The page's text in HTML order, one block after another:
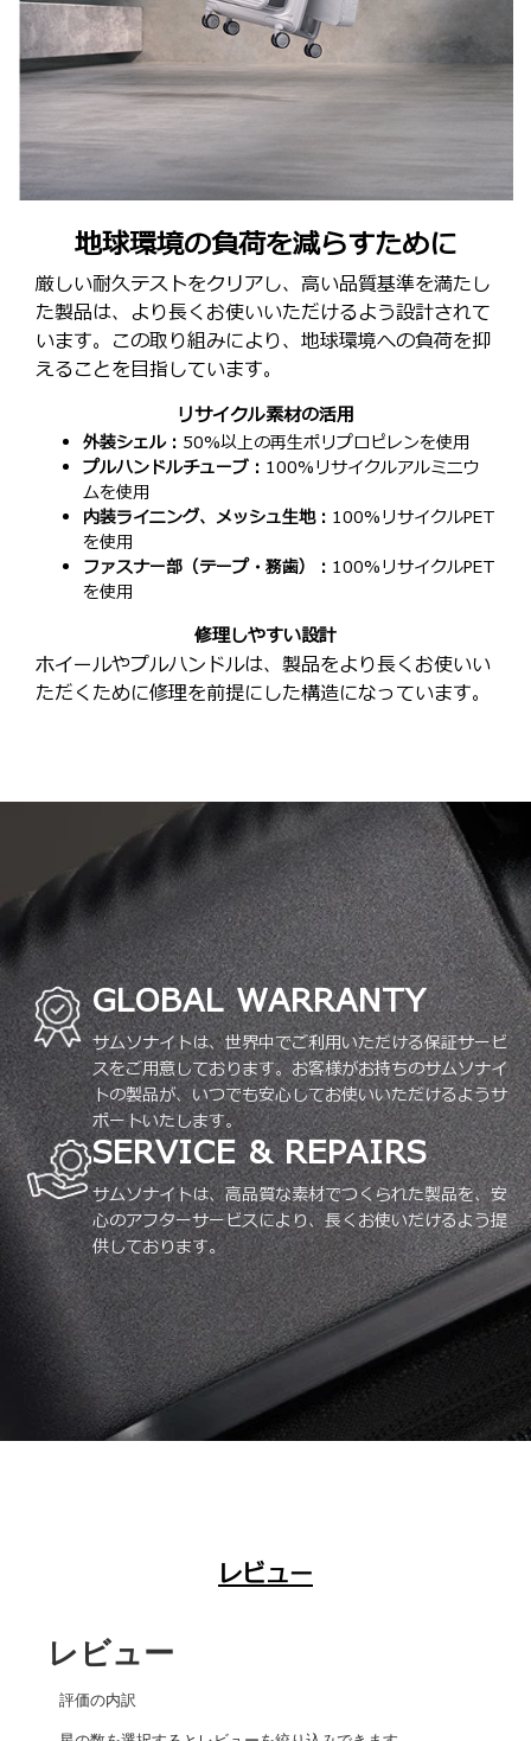
地球環境の負荷を減らすために
厳しい耐久テストをクリアし、高い品質基準を満たし
た製品は、より長くお使いいただけるよう設計されて
います。この取り組みにより、地球環境への負荷を抑
えることを目指しています。
リサイクル素材の活用
外装シェル： 50%以上の再生ポリプロピレンを使用
プルハンドルチューブ： 100%リサイクルアルミニウ
ムを使用
内装ライニング、メッシュ生地： 100%リサイクルPET
を使用
ファスナー部（テープ・務歯）： 100%リサイクルPET
を使用
修理しやすい設計
ホイールやプルハンドルは、製品をより長くお使いい
ただくために修理を前提にした構造になっています。
GLOBAL WARRANTY
サムソナイトは、世界中でご利用いただける保証サービ
スをご用意しております。お客様がお持ちのサムソナイ
トの製品が、いつでも安心してお使いいただけるようサ
ポートいたします。
SERVICE & REPAIRS
サムソナイトは、高品質な素材でつくられた製品を、安
心のアフターサービスにより、長くお使いだけるよう提
供しております。
レビュー
レビュー
評価の内訳